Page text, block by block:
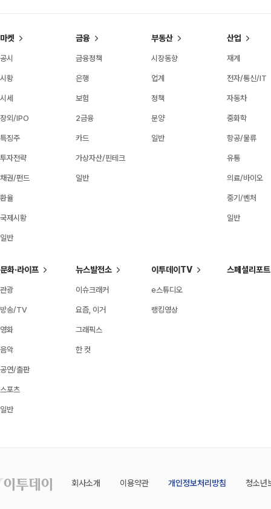
마켓
공시
시황
시세
장외/IPO
특징주
투자전략
채권/펀드
환율
국제시황
일반
금융
금융정책
은행
보험
2금융
카드
가상자산/핀테크
일반
부동산
시장동향
업계
정책
분양
일반
산업
재계
전자/통신/IT
자동차
중화학
항공/물류
유통
의료/바이오
중기/벤처
일반
문화·라이프
관광
방송/TV
영화
음악
공연/출판
스포츠
일반
뉴스발전소
이슈크래커
요즘, 이거
그래픽스
한 컷
이투데이TV
e스튜디오
랭킹영상
스페셜리포트
회사소개 이용약관 개인정보처리방침 청소년